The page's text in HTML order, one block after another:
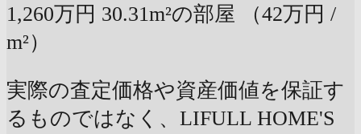
1,260万円 30.31m²の部屋
（42万円 /
m²）
実際の査定価格や資産価値を保証す
るものではなく、LIFULL HOME'S